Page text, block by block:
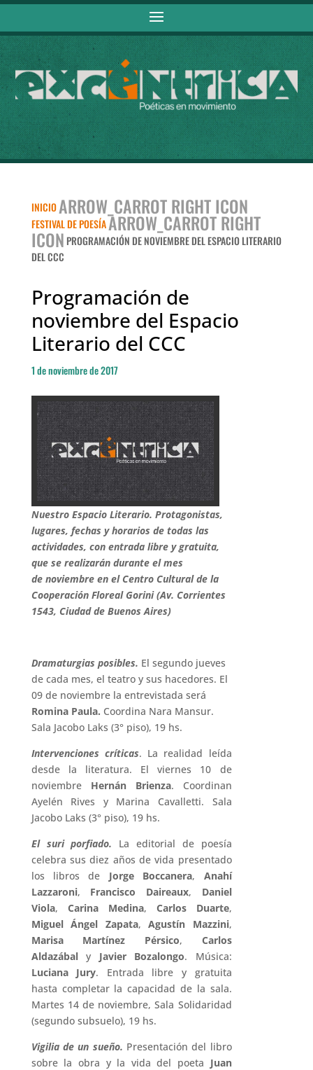
INICIO ARROW_CARROT RIGHT ICON
FESTIVAL DE POESÍAARROW_CARROT RIGHT
ICON PROGRAMACIÓN DE NOVIEMBRE DEL ESPACIO LITERARIO
DEL CCC
Programación de
noviembre del Espacio
Literario del CCC
1 de noviembre de 2017
Nuestro Espacio Literario. Protagonistas,
lugares, fechas y horarios de todas las
actividades, con entrada libre y gratuita,
que se realizarán durante el mes
de noviembre en el Centro Cultural de la
Cooperación Floreal Gorini (Av. Corrientes
1543, Ciudad de Buenos Aires)
Dramaturgias posibles. El segundo jueves
de cada mes, el teatro y sus hacedores. El
09 de noviembre la entrevistada será
Romina Paula. Coordina Nara Mansur.
Sala Jacobo Laks (3° piso), 19 hs.
Intervenciones críticas. La realidad leída
desde la literatura. El viernes 10 de
noviembre Hernán Brienza. Coordinan
Ayelén Rives y Marina Cavalletti. Sala
Jacobo Laks (3° piso), 19 hs.
El suri porfiado. La editorial de poesía
celebra sus diez años de vida presentado
los libros de Jorge Boccanera, Anahí
Lazzaroni, Francisco Daireaux, Daniel
Viola, Carina Medina, Carlos Duarte,
Miguel Ángel Zapata,Agustín Mazzini,
Marisa Martínez Pérsico, Carlos
Aldazábaly Javier Bozalongo. Música:
Luciana Jury. Entrada libre y gratuita
hasta completar la capacidad de la sala.
Martes 14 de noviembre, Sala Solidaridad
(segundo subsuelo), 19 hs.
Vigilia de un sueño. Presentación del libro
sobre la obra y la vida del poeta Juan